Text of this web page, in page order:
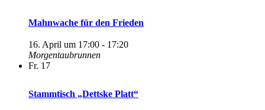
Mahnwache für den Frieden
16. April um 17:00 - 17:20
Morgentaubrunnen
Fr. 17
Stammtisch „Dettske Platt“